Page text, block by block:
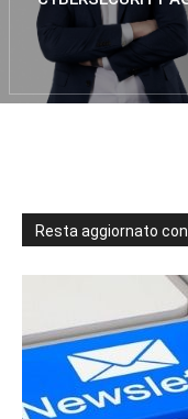
Resta aggiornato